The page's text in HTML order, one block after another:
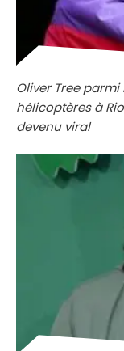
Oliver Tree
hélicoptères à
devenu viral